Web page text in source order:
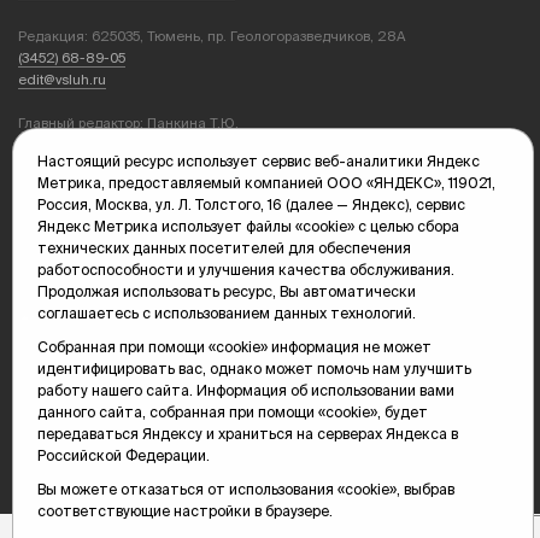
Редакция: 625035, Тюмень, пр. Геологоразведчиков, 28А
(3452) 68-89-05
edit@vsluh.ru
Главный редактор: Панкина Т.Ю.
По вопросам рекламы:
(3452) 68-89-78
kotovaev@sibinformburo.ru
mim@vsluh.ru
© 2000-2026 Тюменская интернет-газета «Вслух.ру»
Карта сайта
Настоящий ресурс использует сервис веб-аналитики Яндекс
Метрика, предоставляемый компанией ООО «ЯНДЕКС», 119021,
Россия, Москва, ул. Л. Толстого, 16 (далее — Яндекс), сервис
Яндекс Метрика использует файлы «cookie» с целью сбора
технических данных посетителей для обеспечения
работоспособности и улучшения качества обслуживания.
Продолжая использовать ресурс, Вы автоматически
соглашаетесь с использованием данных технологий.
Собранная при помощи «cookie» информация не может
идентифицировать вас, однако может помочь нам улучшить
работу нашего сайта. Информация об использовании вами
данного сайта, собранная при помощи «cookie», будет
передаваться Яндексу и храниться на серверах Яндекса в
Российской Федерации.
Вы можете отказаться от использования «cookie», выбрав
соответствующие настройки в браузере.